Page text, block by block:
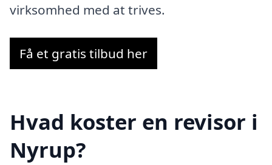
virksomhed med at trives.
Få et gratis tilbud her
Hvad koster en revisor i
Nyrup?